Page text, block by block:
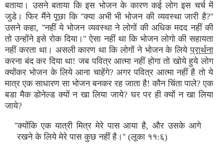
बताया। उसने बताया कि इस भोजन के कारण कई लोग इस चर्च में
जुडे। फिर मैंने पूछा कि ''क्या अभी भी भोजन की व्यवस्था जारी है?''
उसने कहा, ''नहीं ये भोजन व्यवस्था ने लोगों की अधिक मदद नहीं की
तो उन्होंने इसे रोक दिया।'' ऐसा नहीं था कि भोजन लोगो की सहायता
नहीं करता था। असली कारण था कि लोगों ने भोजन के लियेप्रार्थना
करना बंद कर दिया था! जब पवित्र आत्मा नहीं होगा तो खोये हुये लोग
क्योंकर भोजन के लिये आना चाहेंगे? अगर पवित्र आत्मा नहीं है तो ये
मात्र एक साधारण सा भोजन बनकर रह जाता है! कौन चिंता पाले? एक
बडा मैक डोनेल्ड क्यों न खा लिया जाये? घर पर ही क्यों न खा लिया
जाये?
''क्योंकि एक यात्री मित्र मेरे पास आया है, और उसके आगे
रखने के लिये मेरे पास कुछ नहीं है।'' (लूका ११:६)